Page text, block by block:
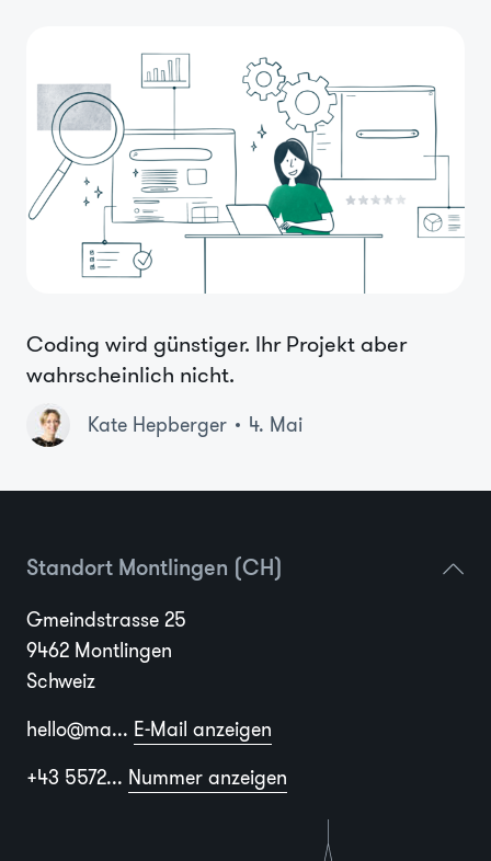
Coding wird günstiger. Ihr Projekt aber
wahrscheinlich nicht.
Kate Hepberger 4. Mai
Standort Montlingen (CH)
Gmeindstrasse 25
9462 Montlingen
Schweiz
hello@ma... E-Mail anzeigen
+43 5572... Nummer anzeigen